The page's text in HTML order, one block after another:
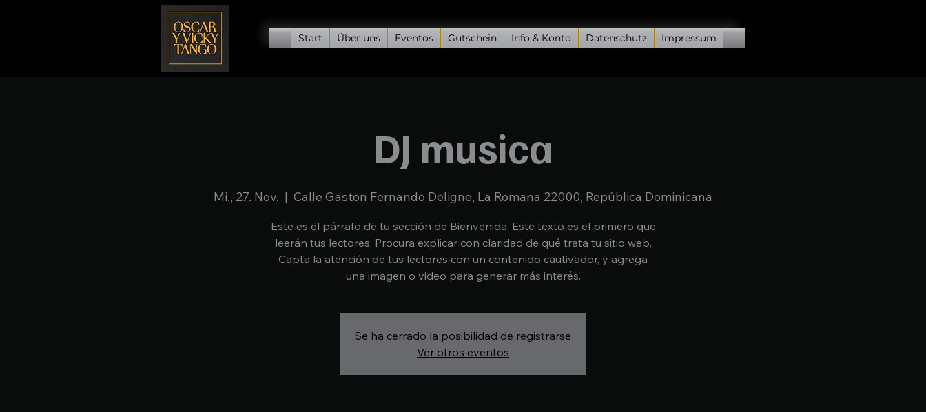
Start Über uns Eventos Gutschein Info & Konto Datenschutz Impressum
DJ musica
Mi., 27. Nov.
  |
Calle Gaston Fernando Deligne, La Romana 22000, República Dominicana
Este es el párrafo de tu sección de Bienvenida. Este texto es el primero que
leerán tus lectores. Procura explicar con claridad de qué trata tu sitio web.
Capta la atención de tus lectores con un contenido cautivador, y agrega
una imagen o video para generar más interés.
Se ha cerrado la posibilidad de registrarse
Ver otros eventos